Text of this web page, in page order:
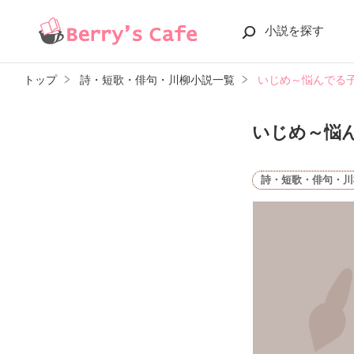
小説を探す
トップ 詩・短歌・俳句・川柳小説一覧 いじめ～悩んでる
いじめ～悩
詩・短歌・俳句・